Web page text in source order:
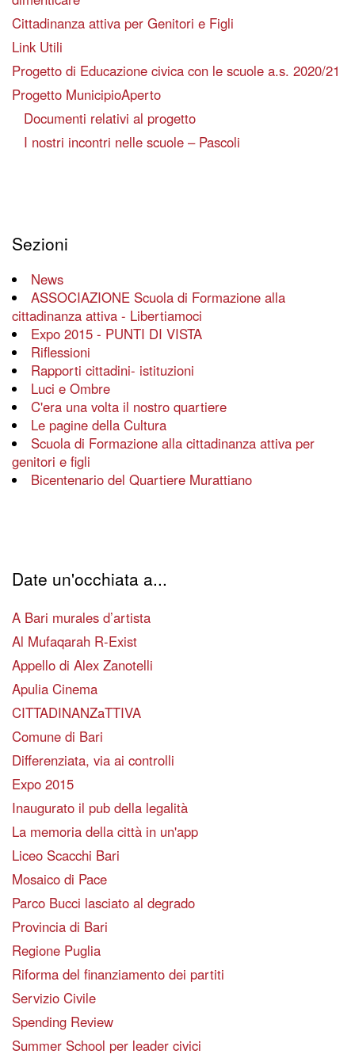
Cittadinanza attiva per Genitori e Figli
Link Utili
Progetto di Educazione civica con le scuole a.s. 2020/21
Progetto MunicipioAperto
Documenti relativi al progetto
I nostri incontri nelle scuole – Pascoli
Sezioni
News
ASSOCIAZIONE Scuola di Formazione alla
cittadinanza attiva - Libertiamoci
Expo 2015 - PUNTI DI VISTA
Riflessioni
Rapporti cittadini- istituzioni
Luci e Ombre
C'era una volta il nostro quartiere
Le pagine della Cultura
Scuola di Formazione alla cittadinanza attiva per
genitori e figli
Bicentenario del Quartiere Murattiano
Date un'occhiata a...
A Bari murales d’artista
Al Mufaqarah R-Exist
Appello di Alex Zanotelli
Apulia Cinema
CITTADINANZaTTIVA
Comune di Bari
Differenziata, via ai controlli
Expo 2015
Inaugurato il pub della legalità
La memoria della città in un'app
Liceo Scacchi Bari
Mosaico di Pace
Parco Bucci lasciato al degrado
Provincia di Bari
Regione Puglia
Riforma del finanziamento dei partiti
Servizio Civile
Spending Review
Summer School per leader civici